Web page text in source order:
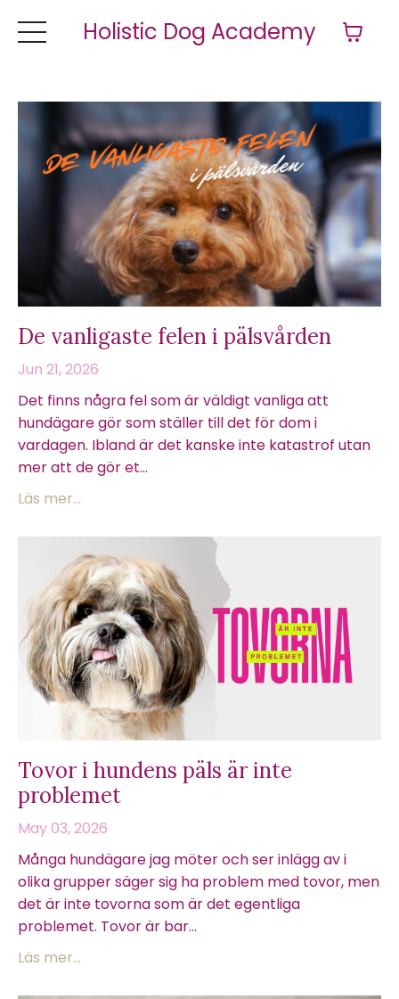
Holistic Dog Academy
De vanligaste felen i pälsvården
Jun 21, 2026
Det finns några fel som är väldigt vanliga att
hundägare gör som ställer till det för dom i
vardagen. Ibland är det kanske inte katastrof utan
mer att de gör et...
Läs mer...
Tovor i hundens päls är inte
problemet
May 03, 2026
Många hundägare jag möter och ser inlägg av i
olika grupper säger sig ha problem med tovor, men
det är inte tovorna som är det egentliga
problemet. Tovor är bar...
Läs mer...